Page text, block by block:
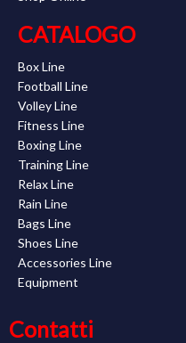
CATALOGO
Box Line
Football Line
Volley Line
Fitness Line
Boxing Line
Training Line
Relax Line
Rain Line
Bags Line
Shoes Line
Accessories Line
Equipment
Contatti